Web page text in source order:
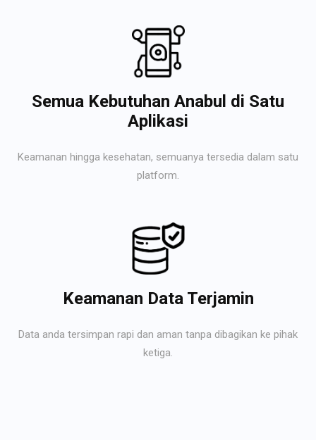
Semua Kebutuhan Anabul di Satu
Aplikasi
Keamanan hingga kesehatan, semuanya tersedia dalam satu
platform.
Keamanan Data Terjamin
Data anda tersimpan rapi dan aman tanpa dibagikan ke pihak
ketiga.